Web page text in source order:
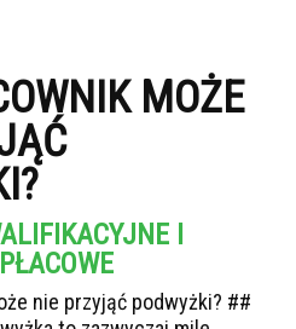
MOŻE
I
nie przyjąć podwyżki? ##